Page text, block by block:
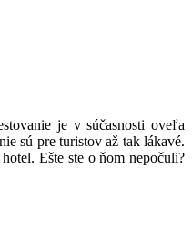
je v súčasnosti oveľa
sú pre turistov až tak lákavé.
Ešte ste o ňom nepočuli?